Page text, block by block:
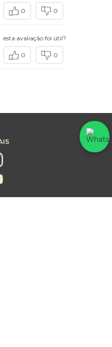
0 0
esta avaliação foi útil?
0 0